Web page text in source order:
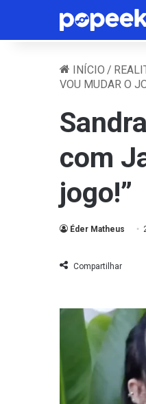
INÍCIO /
VOU MUDAR O
com
jogo!”
Éder Matheus
Compartilhar